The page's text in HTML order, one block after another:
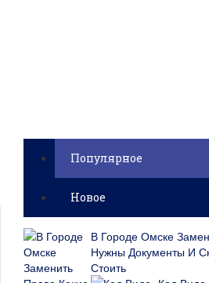
Популярное
Новое
В Городе Омске
Нужны Документы И
Стоить